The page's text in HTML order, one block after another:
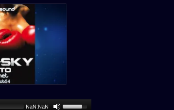
NaN:NaN